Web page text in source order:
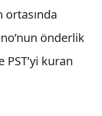
ortasında
önderlik
PST’yi kuran